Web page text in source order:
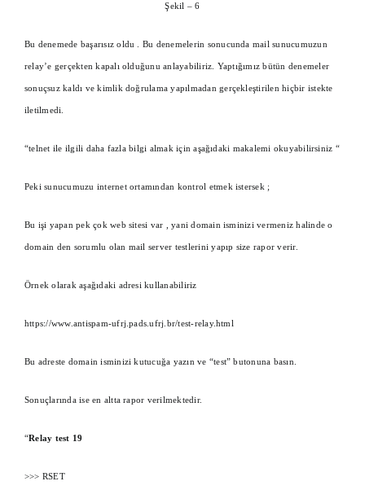
Şekil – 6
Bu denemede başarısız oldu . Bu denemelerin sonucunda mail sunucumuzun
relay’e gerçekten kapalı olduğunu anlayabiliriz. Yaptığımız bütün denemeler
sonuçsuz kaldı ve kimlik doğrulama yapılmadan gerçekleştirilen hiçbir istekte
iletilmedi.
“telnet ile ilgili daha fazla bilgi almak için aşağıdaki makalemi okuyabilirsiniz “
Peki sunucumuzu internet ortamından kontrol etmek istersek ;
Bu işi yapan pek çok web sitesi var , yani domain isminizi vermeniz halinde o
domain den sorumlu olan mail server testlerini yapıp size rapor verir.
Örnek olarak aşağıdaki adresi kullanabiliriz
https://www.antispam-ufrj.pads.ufrj.br/test-relay.html
Bu adreste domain isminizi kutucuğa yazın ve “test” butonuna basın.
Sonuçlarında ise en altta rapor verilmektedir.
“Relay test 19
>>> RSET